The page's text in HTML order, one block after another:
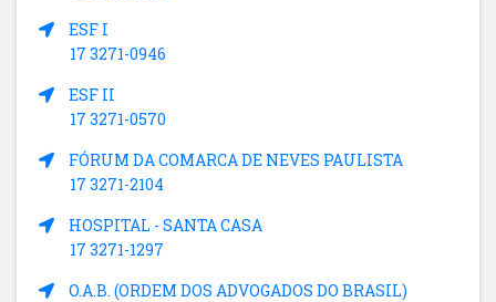
ESF I
17 3271-0946
ESF II
17 3271-0570
FÓRUM DA COMARCA DE NEVES PAULISTA
17 3271-2104
HOSPITAL - SANTA CASA
17 3271-1297
O.A.B. (ORDEM DOS ADVOGADOS DO BRASIL)